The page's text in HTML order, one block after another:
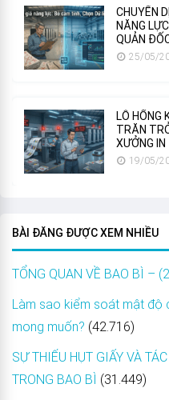
CHUYỂN
NĂNG
QUẢN
25/05/
LỖ HỔNG
TRĂN
XƯỞNG IN
19/05/
BÀI ĐĂNG ĐƯỢC XEM NHIỀU
TỔNG QUAN VỀ BAO BÌ –
Làm sao kiểm soát mật độ
mong muốn? (42.716)
SỰ THIẾU HỤT GIẤY VÀ
TRONG BAO BÌ (31.449)